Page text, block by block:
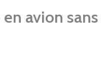
avion sans